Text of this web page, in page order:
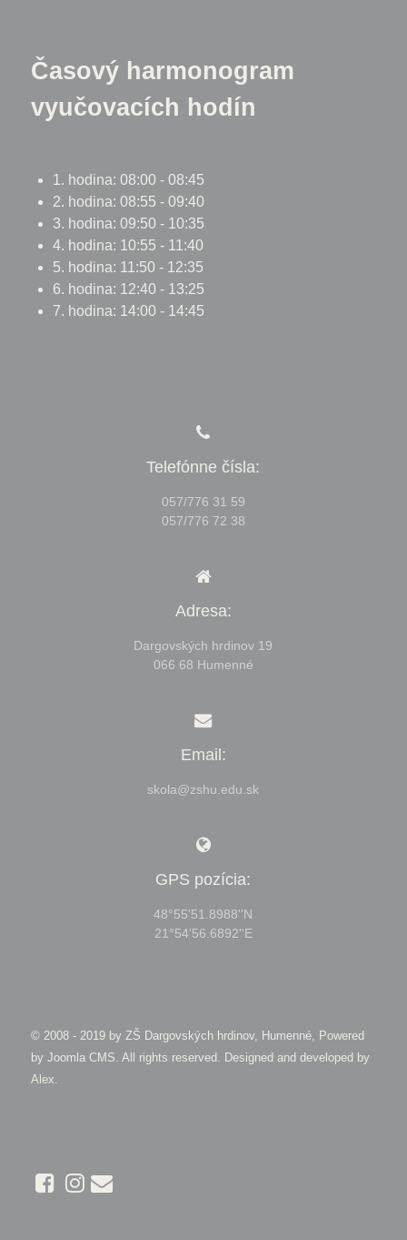
Časový harmonogram
vyučovacích hodín
1. hodina: 08:00 - 08:45
2. hodina: 08:55 - 09:40
3. hodina: 09:50 - 10:35
4. hodina: 10:55 - 11:40
5. hodina: 11:50 - 12:35
6. hodina: 12:40 - 13:25
7. hodina: 14:00 - 14:45
Telefónne čísla:
057/776 31 59
057/776 72 38
Adresa:
Dargovských hrdinov 19
066 68 Humenné
Email:
skola@zshu.edu.sk
GPS pozícia:
48°55'51.8988''N
21°54'56.6892''E
© 2008 - 2019 by ZŠ Dargovských hrdinov, Humenné, Powered
by Joomla CMS. All rights reserved. Designed and developed by
Alex.